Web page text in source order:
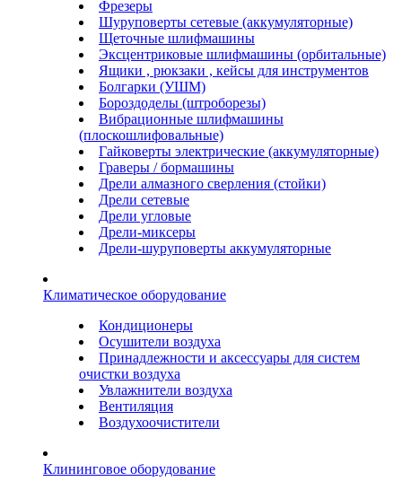
Фрезеры
Шуруповерты сетевые (аккумуляторные)
Щеточные шлифмашины
Эксцентриковые шлифмашины (орбитальные)
Ящики , рюкзаки , кейсы для инструментов
Болгарки (УШМ)
Бороздоделы (штроборезы)
Вибрационные шлифмашины
(плоскошлифовальные)
Гайковерты электрические (аккумуляторные)
Граверы / бормашины
Дрели алмазного сверления (стойки)
Дрели сетевые
Дрели угловые
Дрели-миксеры
Дрели-шуруповерты аккумуляторные
Климатическое оборудование
Кондиционеры
Осушители воздуха
Принадлежности и аксессуары для систем
очистки воздуха
Увлажнители воздуха
Вентиляция
Воздухоочистители
Клининговое оборудование